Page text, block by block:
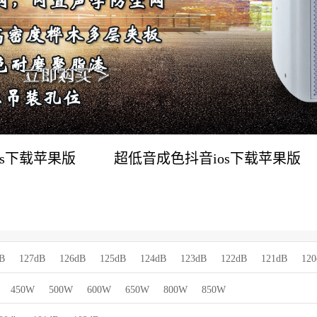
下载苹果版 超低音成色抖音ios下载苹果版
127dB 126dB 125dB 124dB 123dB 122dB 121dB
450W 500W 600W 650W 800W 850W